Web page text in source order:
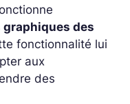
des
fonctionnalité lui
aux
des